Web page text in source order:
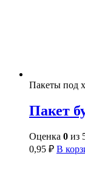
Пакеты под
Пакет
Оценка 0 из
0,95 ₽ В